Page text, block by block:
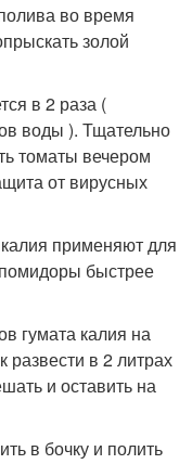
во время
золой
в 2 раза (
воды ). Тщательно
томаты вечером
от вирусных
применяют для
быстрее
гумата калия на
в 2 литрах
и оставить на
в бочку и полить